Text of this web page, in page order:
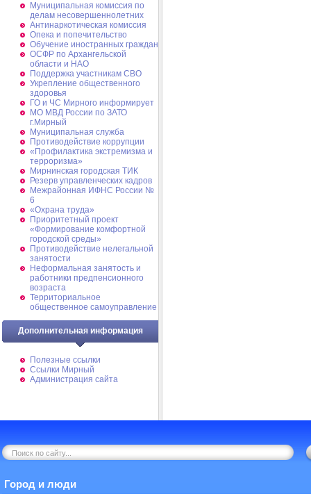
Муниципальная комиссия по
делам несовершеннолетних
Антинаркотическая комиссия
Опека и попечительство
Обучение иностранных граждан
ОСФР по Архангельской
области и НАО
Поддержка участникам СВО
Укрепление общественного
здоровья
ГО и ЧС Мирного информирует
МО МВД России по ЗАТО
г.Мирный
Муниципальная cлужба
Противодействие коррупции
«Профилактика экстремизма и
терроризма»
Мирнинская городская ТИК
Резерв управленческих кадров
Межрайонная ИФНС России №
6
«Охрана труда»
Приоритетный проект
«Формирование комфортной
городской среды»
Противодействие нелегальной
занятости
Неформальная занятость и
работники предпенсионного
возраста
Территориальное
общественное самоуправление
Дополнительная информация
Полезные ссылки
Ссылки Мирный
Администрация сайта
Город и люди